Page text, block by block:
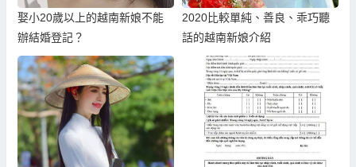
娶小20歲以上的越南新娘不能
辦結婚登記？
2020比較單純、善良、乖巧聽
話的越南新娘介紹